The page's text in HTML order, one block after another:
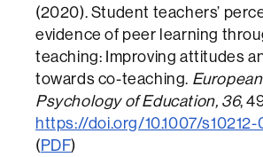
(2020). Student teachers’
evidence of peer learning
teaching: Improving attitudes
towards co-teaching.
Psychology of Education, 36,
https://doi.org/10.1007/
(PDF)